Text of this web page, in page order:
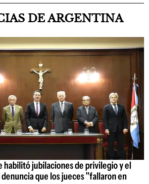
DE ARGENTINA
habilitó jubilaciones de privilegio y el
que los jueces "fallaron en